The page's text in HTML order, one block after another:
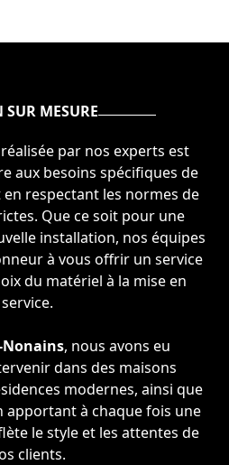
MESURE
par nos experts est
aux besoins spécifiques de
respectant les normes de
Que ce soit pour une
installation, nos équipes
à vous offrir un service
du matériel à la mise en
service.
, nous avons eu
dans des maisons
modernes, ainsi que
apportant à chaque fois une
le style et les attentes de
clients.